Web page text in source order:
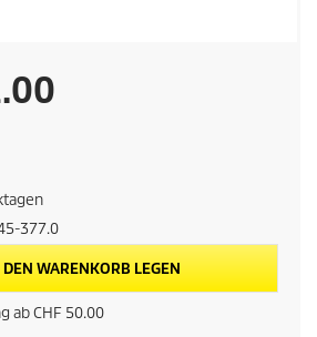
377.0
WARENKORB LEGEN
ab CHF 50.00